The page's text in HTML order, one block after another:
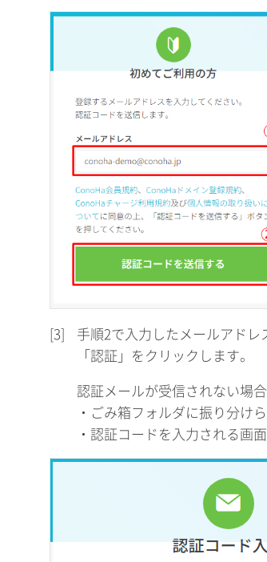
[3]
手順2で入力したメールアドレ
「認証」をクリックします。
認証メールが受信されない場
・ごみ箱フォルダに振り分け
・認証コードを入力される画